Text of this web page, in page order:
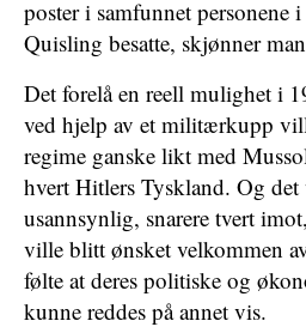
poster i samfunnet personene
Quisling besatte, skjønner
Det forelå en reell mulighet i
ved hjelp av et militærkupp
regime ganske likt med
hvert Hitlers Tyskland. Og
usannsynlig, snarere tvert
ville blitt ønsket velkommen
følte at deres politiske og
kunne reddes på annet vis.